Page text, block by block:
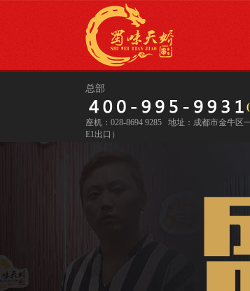
总部
座机：028-8694 9285 地址：成都市金牛区
E1出口）